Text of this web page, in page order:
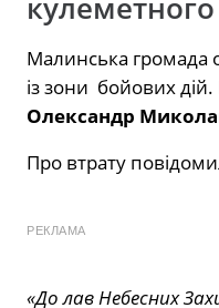
Малинська громада
із зони бойових
Олександр
Про втрату
РЕКЛАМА
«До лав Небесних